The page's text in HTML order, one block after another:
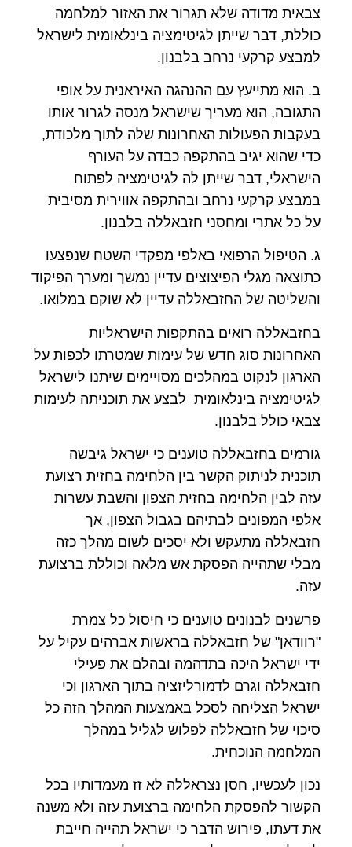
צבאית מדודה שלא תגרור את האזור למלחמה
כוללת, דבר שייתן לגיטימציה בינלאומית לישראל
למבצע קרקעי נרחב בלבנון.
ב. הוא מתייעץ עם ההנהגה האיראנית על אופי
התגובה, הוא מעריך שישראל מנסה לגרור אותו
בעקבות הפעולות האחרונות שלה לתוך מלכודת,
כדי שהוא יגיב בהתקפה כבדה על העורף
הישראלי, דבר שייתן לה לגיטימציה לפתוח
במבצע קרקעי נרחב ובהתקפה אווירית מסיבית
על כל אתרי ומחסני חזבאללה בלבנון.
ג. הטיפול הרפואי באלפי מפקדי השטח שנפצעו
כתוצאה מגלי הפיצוצים עדיין נמשך ומערך הפיקוד
והשליטה של החזבאללה עדיין לא שוקם במלואו.
בחזבאללה רואים בהתקפות הישראליות
האחרונות סוג חדש של עימות שמטרתו לכפות על
הארגון לנקוט במהלכים מסויימים שיתנו לישראל
לגיטימציה בינלאומית לבצע את תוכניתה לעימות
צבאי כולל בלבנון.
גורמים בחזבאללה טוענים כי ישראל גיבשה
תוכנית לניתוק הקשר בין הלחימה בחזית רצועת
עזה לבין הלחימה בחזית הצפון והשבת עשרות
אלפי המפונים לבתיהם בגבול הצפון, אך
חזבאללה מתעקש ולא יסכים לשום מהלך כזה
מבלי שתהייה הפסקת אש מלאה וכוללת ברצועת
עזה.
פרשנים לבנונים טוענים כי חיסול כל צמרת
"רוודאן" של חזבאללה בראשות אברהים עקיל על
ידי ישראל היכה בתדהמה ובהלם את פעילי
חזבאללה וגרם לדמורליזציה בתוך הארגון וכי
ישראל הצליחה לסכל באמצעות המהלך הזה כל
סיכוי של חזבאללה לפלוש לגליל במהלך
המלחמה הנוכחית.
נכון לעכשיו, חסן נצראללה לא זז מעמדותיו בכל
הקשור להפסקת הלחימה ברצועת עזה ולא משנה
את דעתו, פירוש הדבר כי ישראל תהייה חייבת